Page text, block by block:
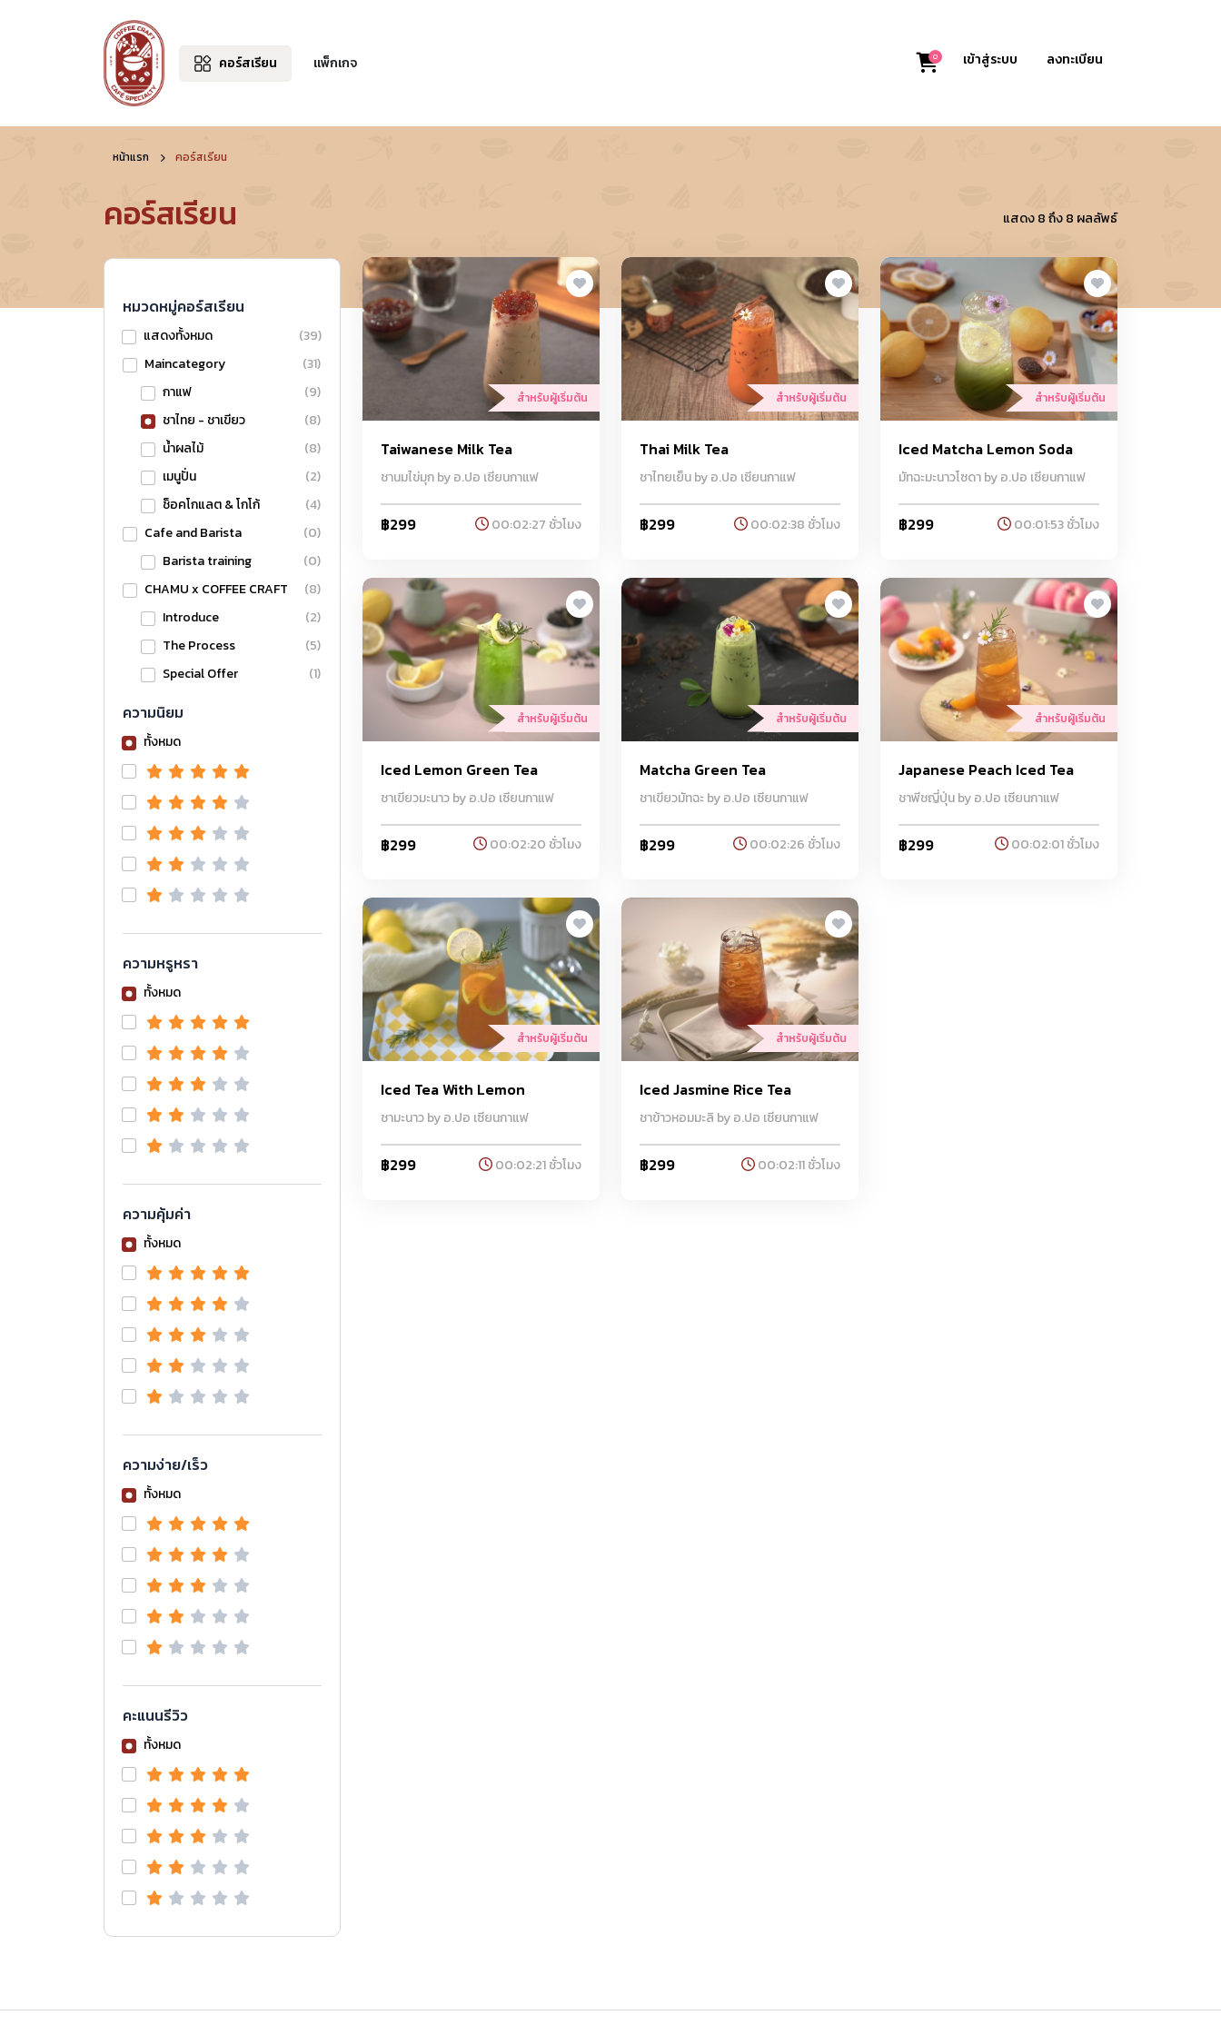
คอร์สเรียน แพ็กเกจ 0 เข้าสู่ระบบ ลงทะเบียน
หน้าแรก คอร์สเรียน
คอร์สเรียน
หมวดหมู่คอร์สเรียน
แสดงทั้งหมด
(39)
Maincategory
(31)
กาแฟ
(9)
ชาไทย - ชาเขียว
(8)
น้ำผลไม้
(8)
เมนูปั่น
(2)
ช็อคโกแลต & โกโก้
(4)
Cafe and Barista
(0)
Barista training
(0)
CHAMU x COFFEE CRAFT
(8)
Introduce
(2)
The Process
(5)
Special Offer
(1)
ความนิยม
ทั้งหมด
ความหรูหรา
ทั้งหมด
ความคุ้มค่า
ทั้งหมด
ความง่าย/เร็ว
ทั้งหมด
คะแนนรีวิว
ทั้งหมด
แสดง 8 ถึง 8 ผลลัพธ์
สำหรับผู้เริ่มต้น
Taiwanese Milk Tea
ชานมไข่มุก by อ.ปอ เซียนกาแฟ
฿299 00:02:27 ชั่วโมง
สำหรับผู้เริ่มต้น
Thai Milk Tea
ชาไทยเย็น by อ.ปอ เซียนกาแฟ
฿299 00:02:38 ชั่วโมง
สำหรับผู้เริ่มต้น
Iced Matcha Lemon Soda
มัทฉะมะนาวโซดา by อ.ปอ เซียนกาแฟ
฿299 00:01:53 ชั่วโมง
สำหรับผู้เริ่มต้น
Iced Lemon Green Tea
ชาเขียวมะนาว by อ.ปอ เซียนกาแฟ
฿299 00:02:20 ชั่วโมง
สำหรับผู้เริ่มต้น
Matcha Green Tea
ชาเขียวมัทฉะ by อ.ปอ เซียนกาแฟ
฿299 00:02:26 ชั่วโมง
สำหรับผู้เริ่มต้น
Japanese Peach Iced Tea
ชาพีชญี่ปุ่น by อ.ปอ เซียนกาแฟ
฿299 00:02:01 ชั่วโมง
สำหรับผู้เริ่มต้น
Iced Tea With Lemon
ชามะนาว by อ.ปอ เซียนกาแฟ
฿299 00:02:21 ชั่วโมง
สำหรับผู้เริ่มต้น
Iced Jasmine Rice Tea
ชาข้าวหอมมะลิ by อ.ปอ เซียนกาแฟ
฿299 00:02:11 ชั่วโมง